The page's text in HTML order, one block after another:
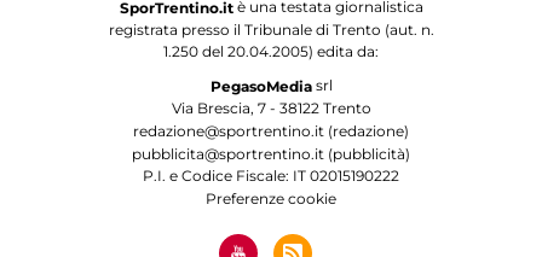
SporTrentino.itè una testata giornalistica
registrata presso il Tribunale di Trento (aut. n.
1.250 del 20.04.2005) edita da:
PegasoMediasrl
Via Brescia, 7 - 38122 Trento
redazione@sportrentino.it (redazione)
pubblicita@sportrentino.it (pubblicità)
P.I. e Codice Fiscale: IT 02015190222
Preferenze cookie